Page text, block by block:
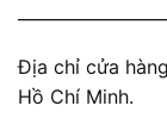
Địa chỉ cửa
Hồ Chí Minh.